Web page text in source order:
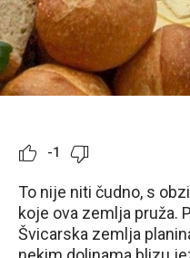
-1
To nije niti čudno, s
koje ova zemlja pruža.
Švicarska zemlja